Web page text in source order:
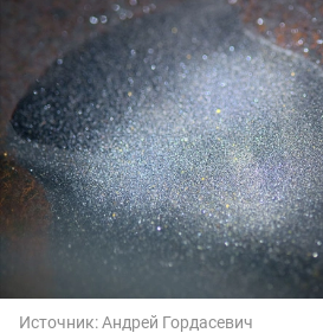
Источник:Андрей Гордасевич